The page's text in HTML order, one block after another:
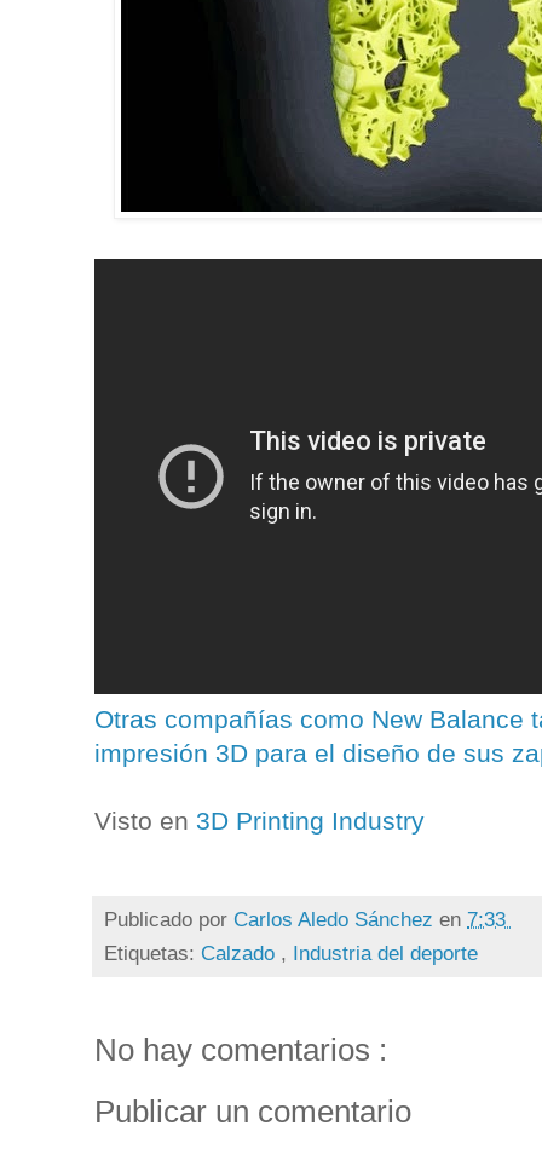
Otras compañías como New Balance
impresión 3D para el diseño de sus
Visto en 3D Printing Industry
Publicado por Carlos Aledo Sánchez en 7:33
Etiquetas: Calzado , Industria del deporte
No hay comentarios :
Publicar un comentario